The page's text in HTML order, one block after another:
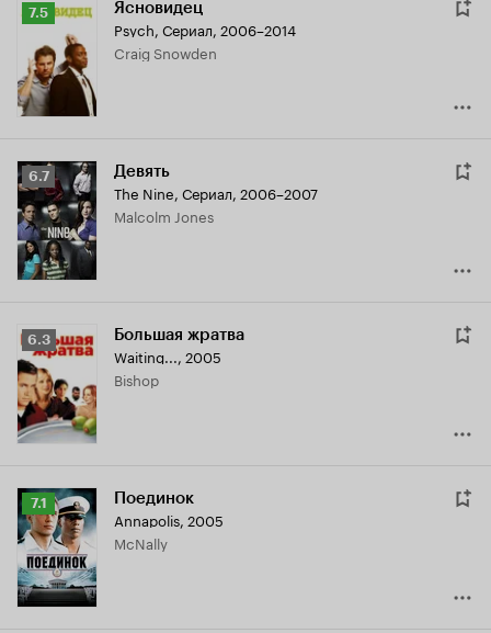
Рейтинг
Кинопоиска
7.5
7.5 Ясновидец
Psych, Сериал, 2006–2014
Craig Snowden
Рейтинг
Кинопоиска
6.7
6.7 Девять
The Nine, Сериал, 2006–2007
Malcolm Jones
Рейтинг
Кинопоиска
6.3
6.3 Большая жратва
Waiting..., 2005
Bishop
Рейтинг
Кинопоиска
7.1
7.1 Поединок
Annapolis, 2005
McNally